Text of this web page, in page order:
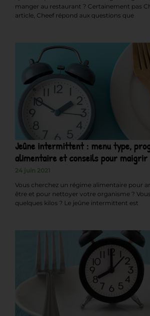
manger au restaurant ? Certainement pas
article, Cheef répond aux questions que
Jeûne intermittent : menu type,
alimentaire et conseils pour maigrir
24 juin 2021
Vous cherchez un régime alimentaire pour
être et pour nettoyer votre organisme ?
quelques kilos ? Le jeûne intermittent est